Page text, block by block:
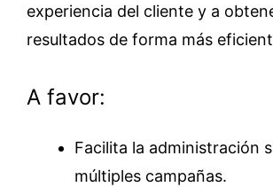
experiencia del cliente y a
resultados de forma más
A favor:
Facilita la administración
múltiples campañas.